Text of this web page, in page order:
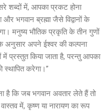
शब्दों में, आपका प्रकट होना
भगवान ब्रह्मा जैसे विद्वानों के
मनुष्य भौतिक प्रकृति के तीन गुणों
अनुसार अपने ईश्वर की कल्पना
प्रस्तुत किया जाता है, परन्तु आपका
स्थापित करेगा।”
है कि जब भगवान अवतार लेते हैं तो
में, कृष्ण या नारायण का रूप